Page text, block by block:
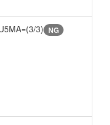
3) NG